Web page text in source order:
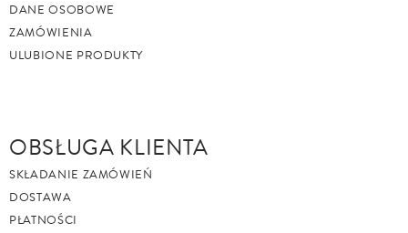
DANE OSOBOWE
ZAMÓWIENIA
ULUBIONE PRODUKTY
OBSŁUGA KLIENTA
SKŁADANIE ZAMÓWIEŃ
DOSTAWA
PŁATNOŚCI